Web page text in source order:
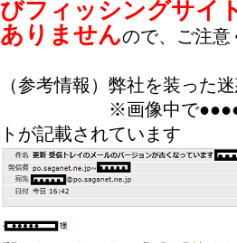
びフィッシングサイ
ありませんので、ご注意
（参考情報）弊社を装った
※画像中で●●●●表記し
トが記載されています